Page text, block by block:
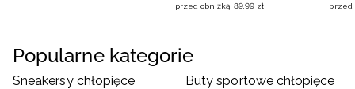
przed obniżką 89,99 zł
przed
Popularne kategorie
Sneakersy chłopięce
Buty sportowe chłopięce